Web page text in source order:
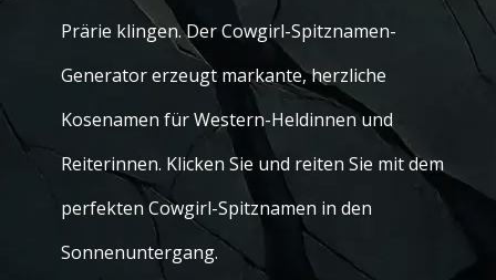
Prärie klingen. Der Cowgirl-Spitznamen-
Generator erzeugt markante, herzliche
Kosenamen für Western-Heldinnen und
Reiterinnen. Klicken Sie und reiten Sie mit dem
perfekten Cowgirl-Spitznamen in den
Sonnenuntergang.